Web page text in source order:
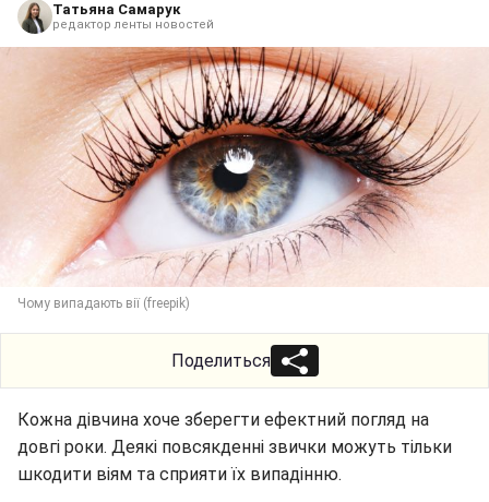
Татьяна Самарук
редактор ленты новостей
Чому випадають вії (freepik)
Поделиться
Кожна дівчина хоче зберегти ефектний погляд на
довгі роки. Деякі повсякденні звички можуть тільки
шкодити віям та сприяти їх випадінню.